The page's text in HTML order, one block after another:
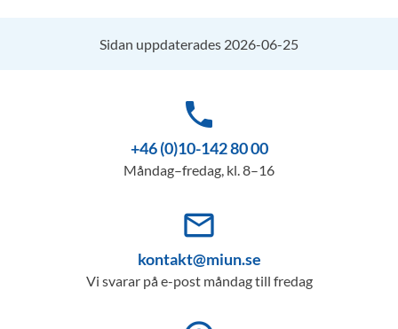
Sidan uppdaterades 2026-06-25
phone
+46 (0)10-142 80 00
Måndag–fredag, kl. 8–16
mail_outline
kontakt@miun.se
Vi svarar på e-post måndag till fredag